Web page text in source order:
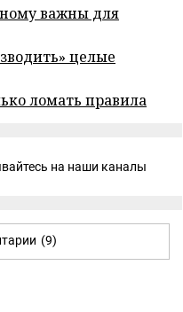
важны для
целые
ломать правила
на наши каналы
(9)